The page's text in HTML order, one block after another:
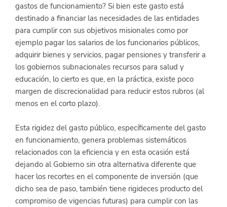
gastos de funcionamiento? Si bien este gasto está
destinado a financiar las necesidades de las entidades
para cumplir con sus objetivos misionales como por
ejemplo pagar los salarios de los funcionarios públicos,
adquirir bienes y servicios, pagar pensiones y transferir a
los gobiernos subnacionales recursos para salud y
educación, lo cierto es que, en la práctica, existe poco
margen de discrecionalidad para reducir estos rubros (al
menos en el corto plazo).
Esta rigidez del gasto público, específicamente del gasto
en funcionamiento, genera problemas sistemáticos
relacionados con la eficiencia y en esta ocasión está
dejando al Gobierno sin otra alternativa diferente que
hacer los recortes en el componente de inversión (que
dicho sea de paso, también tiene rigideces producto del
compromiso de vigencias futuras) para cumplir con las